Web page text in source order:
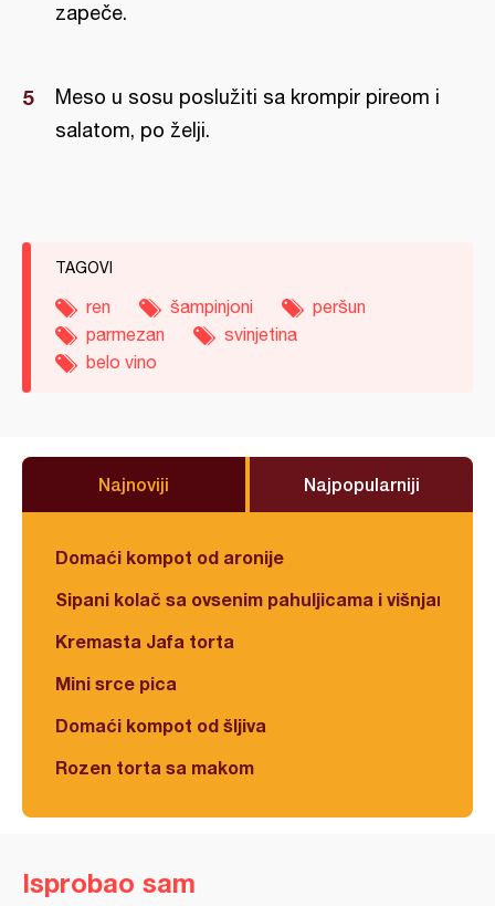
zapeče.
Meso u sosu poslužiti sa krompir pireom i
salatom, po želji.
TAGOVI
ren šampinjoni
peršun
parmezan
svinjetina
belo vino
Najnoviji Najpopularniji
Domaći kompot od aronije
Sipani kolač sa ovsenim pahuljicama i višnjama
Kremasta Jafa torta
Mini srce pica
Domaći kompot od šljiva
Rozen torta sa makom
Isprobao sam